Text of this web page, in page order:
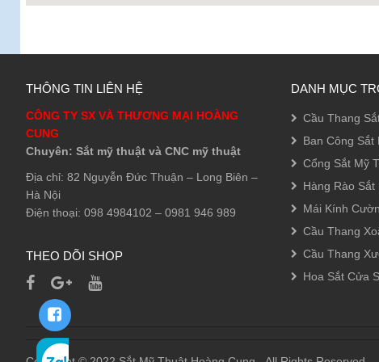
THÔNG TIN LIÊN HỆ
CÔNG TY SX VÀ THƯƠNG MẠI HOÀNG
CUNG
Chuyên: Sắt mỹ thuật và CNC mỹ thuật
Địa chỉ: 82 Nguyễn Đức Thuận – Long Biên –
Hà Nội
Điện thoại: 098 4984102 – 0981 946 989
THEO DÕI SHOP
DANH MỤC
Cầu Thang
Ban Công Sắt
Cổng Sắt Mỹ
Hàng Rào Sắt
Mái Kính
Cầu Thang
Cầu Thang
Hoa Sắt Cửa